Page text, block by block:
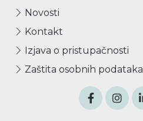
Novosti
Kontakt
Izjava o pristupačnosti
Zaštita osobnih podataka